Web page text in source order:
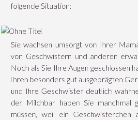
folgende Situation:
Sie wachsen umsorgt von Ihrer
von Geschwistern und anderen
Noch als Sie Ihre Augen geschlossen
Ihren besonders gut ausgeprägten
und Ihre Geschwister deutlich
der Milchbar haben Sie manchmal
müssen, weil ein Geschwisterchen